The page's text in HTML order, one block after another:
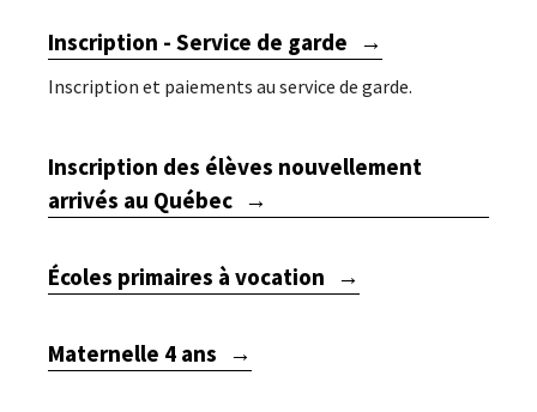
Inscription - Service de garde
Inscription et paiements au service de garde.
Inscription des élèves nouvellement
arrivés au Québec
Écoles primaires à vocation
Maternelle 4 ans